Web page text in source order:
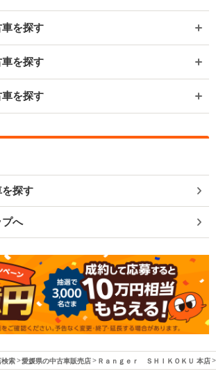
車を探す
車を探す
を探す
探す
プへ
検索 愛媛県の中古車販売店 Ｒａｎｇｅｒ ＳＨＩＫＯＫＵ 本店